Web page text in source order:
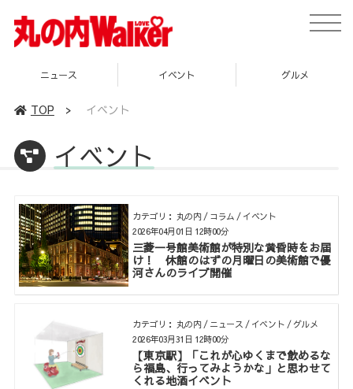
toggle
イベント グルメ スポット
TOP > イベント
イベント
カテゴリ： 丸の内 / コラム / イベント
三菱一号館美術館が特別な黄昏時をお届
け！ 休館のはずの月曜日の美術館で優
河さんのライブ開催
2026年04月01日 12時00分
カテゴリ： 丸の内 / ニュース / イベント / グルメ
【東京駅】「これが心ゆくまで飲めるな
ら福島、行ってみようかな」と思わせて
くれる地酒イベント
2026年03月31日 12時00分